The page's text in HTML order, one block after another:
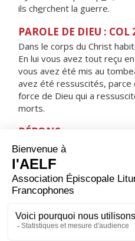
ils cherchent la guerre.
PAROLE DE DIEU : COL
Dans le corps du Christ
En lui vous avez tout reçu
vous avez été mis au
avez été ressuscités, parce
force de Dieu qui a
morts.
RÉPONS
V/Les disciples furent
à la vue du Seigneur, alléluia.
ORAISON
Dieu qui as relevé le monde
tirés de l’esclavage du